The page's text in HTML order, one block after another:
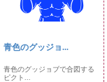
青色のグッジョ...
青色のグッジョブで合図する
ピクト...